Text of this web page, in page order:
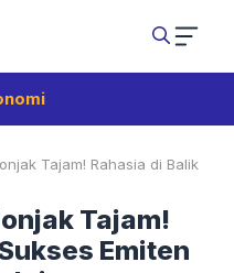
Tajam! Rahasia di Balik
Tajam!
Emiten